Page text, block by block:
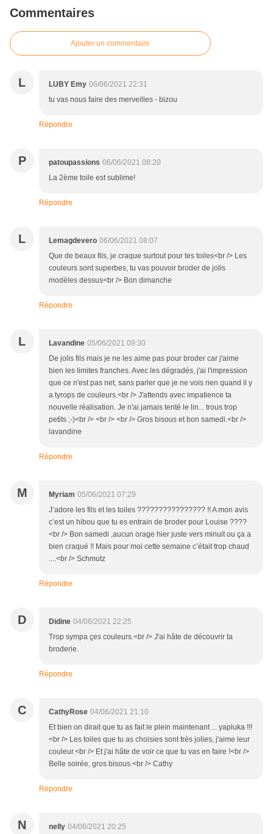
Commentaires
Ajouter un commentaire
L LUBY Emy 06/06/2021 22:31
tu vas nous faire des merveilles - bizou
Répondre
P patoupassions 06/06/2021 08:20
La 2ème toile est sublime!
Répondre
L Lemagdevero 06/06/2021 08:07
Que de beaux fils, je craque surtout pour tes toiles<br /> Les
couleurs sont superbes, tu vas pouvoir broder de jolis
modèles dessus<br /> Bon dimanche
Répondre
L Lavandine 05/06/2021 09:30
De jolis fils mais je ne les aime pas pour broder car j'aime
bien les limites franches. Avec les dégradés, j'ai l'impression
que ce n'est pas net, sans parler que je ne vois rien quand il y
a tyrops de couleurs.<br /> J'attends avec impatience ta
nouvelle réalisation. Je n'ai jamais tenté le lin... trous trop
petits ;-)<br /> <br /> <br /> Gros bisous et bon samedi.<br />
lavandine
Répondre
M Myriam 05/06/2021 07:29
J’adore les fils et les toiles ???????????????? !! A mon avis
c’est un hibou que tu es entrain de broder pour Louise ????
<br /> Bon samedi ,aucun orage hier juste vers minuit ou ça a
bien craqué !! Mais pour moi cette semaine c’était trop chaud
....<br /> Schmutz
Répondre
D Didine 04/06/2021 22:25
Trop sympa çes couleurs.<br /> J'ai hâte de découvrir ta
broderie.
Répondre
C CathyRose 04/06/2021 21:10
Et bien on dirait que tu as fait le plein maintenant ... yapluka !!!
<br /> Les toiles que tu as choisies sont très jolies, j'aime leur
couleur.<br /> Et j'ai hâte de voir ce que tu vas en faire !<br />
Belle soirée, gros bisous.<br /> Cathy
Répondre
N nelly 04/06/2021 20:25